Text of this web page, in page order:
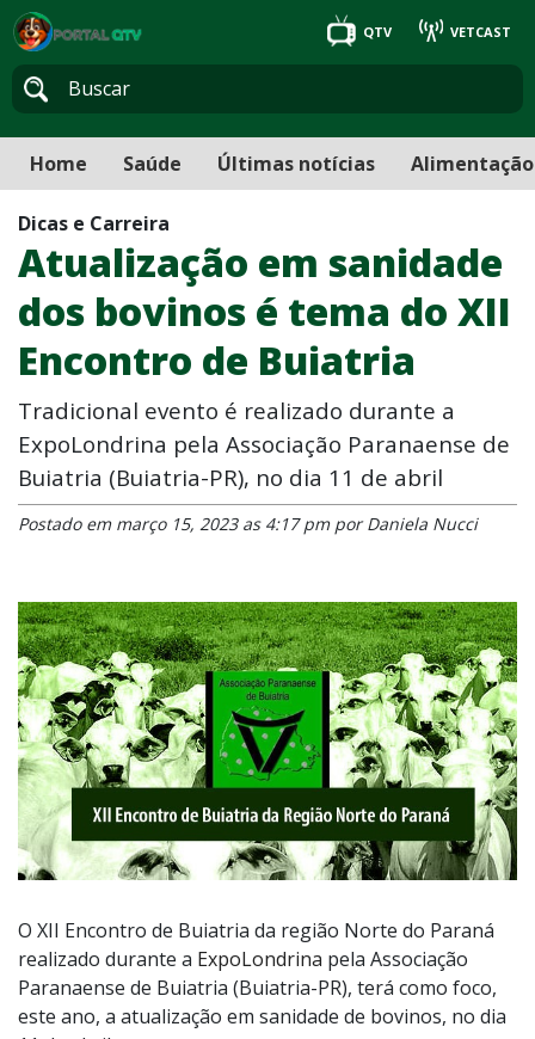
QTV VETCAST
Home Saúde Últimas notícias Alimentação
Dicas e Carreira
Atualização em sanidade
dos bovinos é tema do XII
Encontro de Buiatria
Tradicional evento é realizado durante a
ExpoLondrina pela Associação Paranaense de
Buiatria (Buiatria-PR), no dia 11 de abril
Postado em março 15, 2023 as 4:17 pm por Daniela Nucci
O XII Encontro de Buiatria da região Norte do Paraná
realizado durante a ExpoLondrina pela Associação
Paranaense de Buiatria (Buiatria-PR), terá como foco,
este ano, a atualização em sanidade de bovinos, no dia